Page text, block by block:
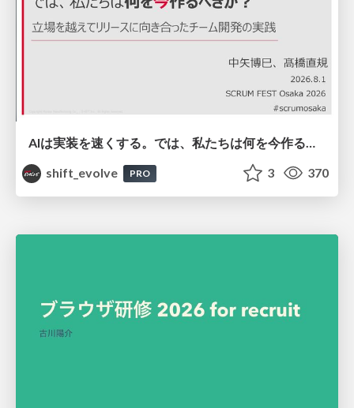
AIは実装を速くする。では、私たちは何を今作るべきか？－立場を越えてリリースに向き合ったチーム開発の実践 / 20260801 Hiromi Nakaya and Naoki Takahashi
shift_evolve
PRO 3 370